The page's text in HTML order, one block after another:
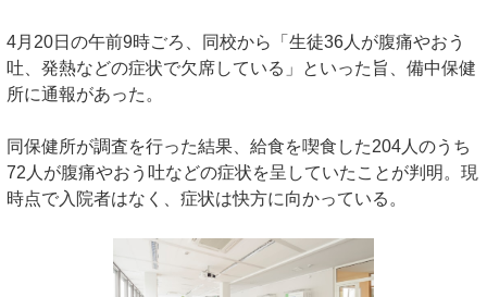
4月20日の午前9時ごろ、同校から「生徒36人が腹痛やおう
吐、発熱などの症状で欠席している」といった旨、備中保健
所に通報があった。
同保健所が調査を行った結果、給食を喫食した204人のうち
72人が腹痛やおう吐などの症状を呈していたことが判明。現
時点で入院者はなく、症状は快方に向かっている。